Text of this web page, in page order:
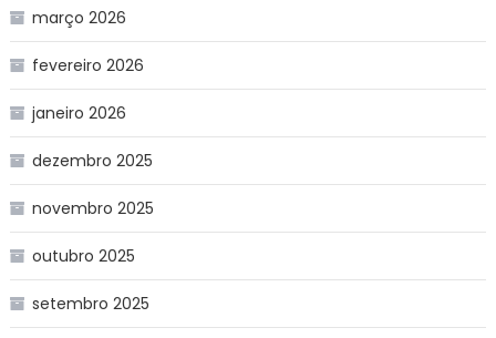
março 2026
fevereiro 2026
janeiro 2026
dezembro 2025
novembro 2025
outubro 2025
setembro 2025